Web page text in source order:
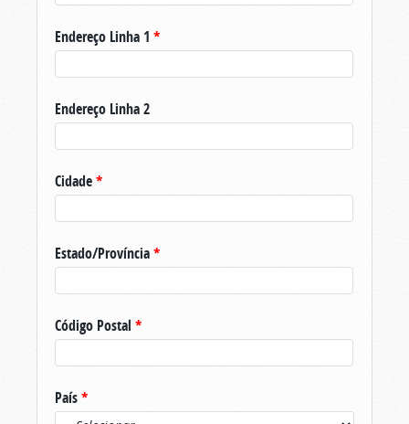
Endereço Linha 1 *
Endereço Linha 2
Cidade*
Estado/Província*
Código Postal *
País*